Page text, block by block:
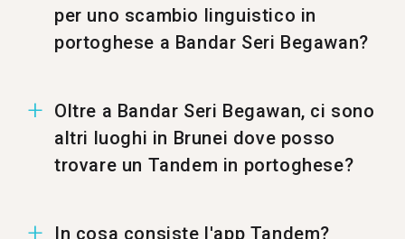
per uno scambio linguistico in
portoghese a Bandar Seri Begawan?
uno scambio linguistico in portoghese.
Oltre a Bandar Seri Begawan, ci sono
altri luoghi in Brunei dove posso
trovare un Tandem in portoghese?
In cosa consiste l'app Tandem?